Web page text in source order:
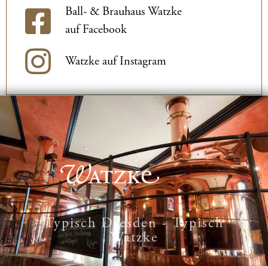
Ball- & Brauhaus Watzke
auf Facebook
Watzke auf Instagram
Typisch Dresden - Typisch
Watzke